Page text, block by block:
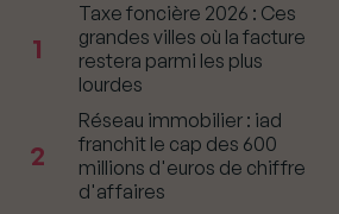
1
Taxe foncière 2026 : Ces
grandes villes où la facture
restera parmi les plus
lourdes
2
Réseau immobilier : iad
franchit le cap des 600
millions d'euros de chiffre
d'affaires